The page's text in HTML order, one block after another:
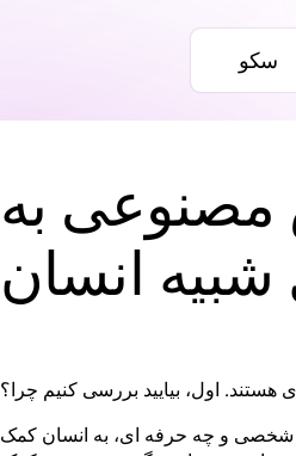
سکو
مصنوعی به
انسان
اول، بیایید بررسی کنیم چرا؟
شخصی و چه حرفه ای، به انسان کمک